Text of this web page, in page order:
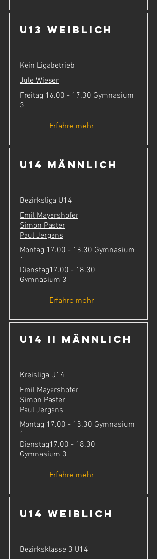
U13 weiblich
Kein Ligabetrieb
Jule Wieser
Freitag 16.00 - 17.30 Gymnasium
3
Erfahre mehr
U14 männlich
Bezirksliga U14
Emil Mayershofer
Simon Paster
Paul Jergens
Montag 17.00 - 18.30 Gymnasium
1
Dienstag17.00 - 18.30
Gymnasium 3
Erfahre mehr
U14 II männlich
Kreisliga U14
Emil Mayershofer
Simon Paster
Paul Jergens
Montag 17.00 - 18.30 Gymnasium
1
Dienstag17.00 - 18.30
Gymnasium 3
Erfahre mehr
U14 weiblich
Bezirksklasse 3 U14